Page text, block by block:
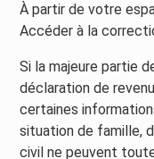
À partir de votre
Accéder à la
Si la majeure partie
déclaration de
certaines
situation de famille,
civil ne peuvent